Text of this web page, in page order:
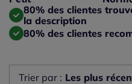
Taille grand : 0%
80% des clientes
la description
80% des clientes
Trier par : Les plus